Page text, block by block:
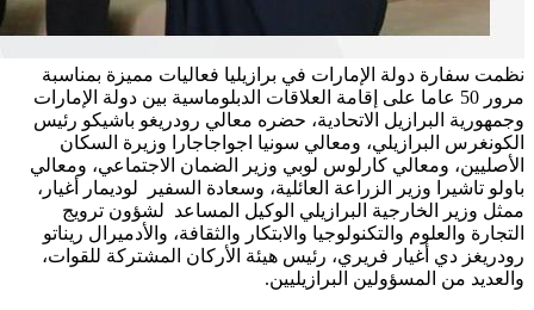
نظمت سفارة دولة الإمارات في برازيليا فعاليات مميزة بمناسبة
مرور 50 عاما على إقامة العلاقات الدبلوماسية بين دولة الإمارات
وجمهورية البرازيل الاتحادية، حضره معالي رودريغو باشيكو رئيس
الكونغرس البرازيلي، ومعالي سونيا اجواجاجارا وزيرة السكان
الأصليين، ومعالي كارلوس لوبي وزير الضمان الاجتماعي، ومعالي
باولو تاشيرا وزير الزراعة العائلية، وسعادة السفير لوديمار أغيار،
ممثل وزير الخارجية البرازيلي الوكيل المساعد لشؤون ترويج
التجارة والعلوم والتكنولوجيا والابتكار والثقافة، والأدميرال ريناتو
رودريغز دي أغيار فريري، رئيس هيئة الأركان المشتركة للقوات،
والعديد من المسؤولين البرازيليين.